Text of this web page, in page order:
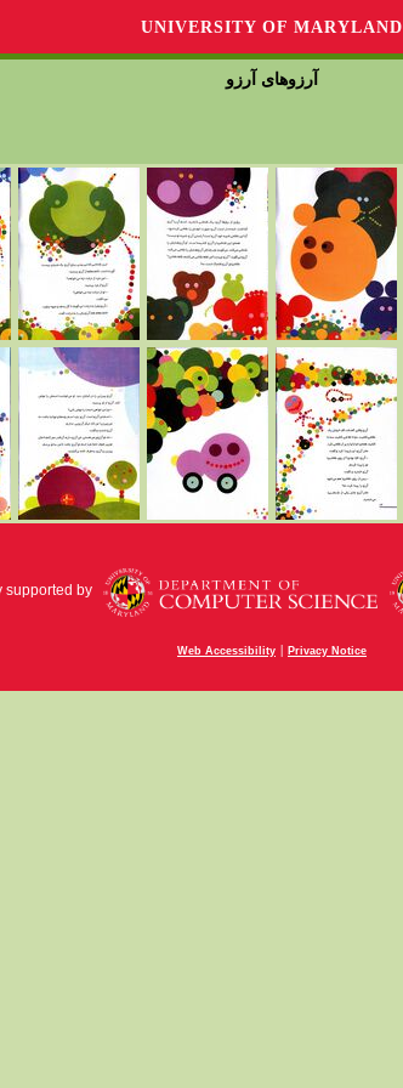
UNIVERSITY OF MARYLAND
آرزوهای آرزو
supported by
Web Accessibility | Privacy Notice